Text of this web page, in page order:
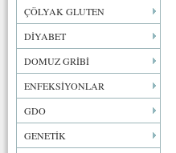
ÇÖLYAK GLUTEN
DİYABET
DOMUZ GRİBİ
ENFEKSİYONLAR
GDO
GENETİK